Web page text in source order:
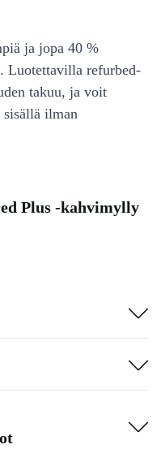
ja jopa 40 %
Luotettavilla refurbed-
takuu, ja voit
sisällä ilman
Plus -kahvimylly